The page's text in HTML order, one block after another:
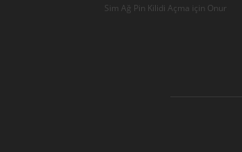
Sim Ağ Pin Kilidi Açma için Onur